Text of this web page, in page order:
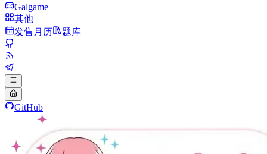
Galgame
其他
发售月历
题库
GitHub